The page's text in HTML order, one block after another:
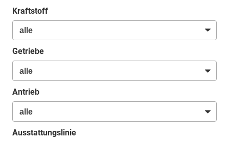
Kraftstoff
Getriebe
Antrieb
Ausstattungslinie